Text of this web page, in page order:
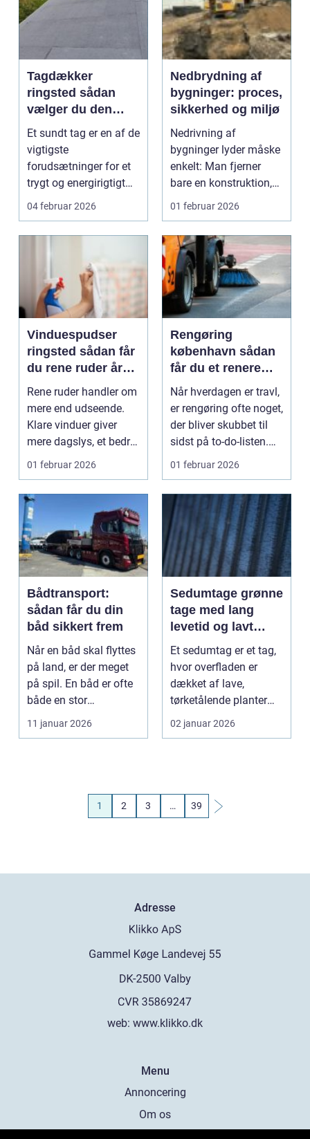
Tagdækker
ringsted sådan
vælger du den
rette fagmand til
dit tag
Et sundt tag er en af de
vigtigste
forudsætninger for et
trygt og energirigtigt
hjem. Når der skal l...
04 februar 2026
Nedbrydning af
bygninger: proces,
sikkerhed og miljø
Nedrivning af
bygninger lyder måske
enkelt: Man fjerner
bare en konstruktion,
så grunden bliver fri....
01 februar 2026
Vinduespudser
ringsted sådan får
du rene ruder året
rundt
Rene ruder handler om
mere end udseende.
Klare vinduer giver
mere dagslys, et bedre
indeklima og et ...
01 februar 2026
Rengøring
københavn sådan
får du et renere
hjem og bedre
arbejdsdag
Når hverdagen er travl,
er rengøring ofte noget,
der bliver skubbet til
sidst på to-do-listen.
Allig...
01 februar 2026
Bådtransport:
sådan får du din
båd sikkert frem
Når en båd skal flyttes
på land, er der meget
på spil. En båd er ofte
både en stor
investering og et...
11 januar 2026
Sedumtage grønne
tage med lang
levetid og lavt
vedligehold
Et sedumtag er et tag,
hvor overfladen er
dækket af lave,
tørketålende planter
typisk stenurter (se...
02 januar 2026
1 2 3 … 39
Adresse
web: www.klikko.dk
Menu
Annoncering
Om os